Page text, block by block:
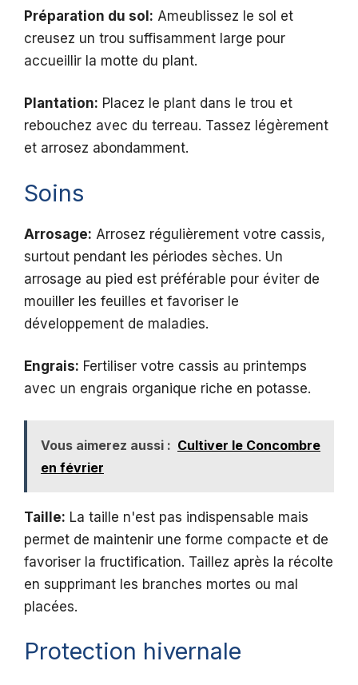
Préparation du sol: Ameublissez le sol et
creusez un trou suffisamment large pour
accueillir la motte du plant.
Plantation: Placez le plant dans le trou et
rebouchez avec du terreau. Tassez légèrement
et arrosez abondamment.
Soins
Arrosage: Arrosez régulièrement votre cassis,
surtout pendant les périodes sèches. Un
arrosage au pied est préférable pour éviter de
mouiller les feuilles et favoriser le
développement de maladies.
Engrais: Fertiliser votre cassis au printemps
avec un engrais organique riche en potasse.
Vous aimerez aussi : Cultiver le Concombre
en février
Taille: La taille n'est pas indispensable mais
permet de maintenir une forme compacte et de
favoriser la fructification. Taillez après la récolte
en supprimant les branches mortes ou mal
placées.
Protection hivernale